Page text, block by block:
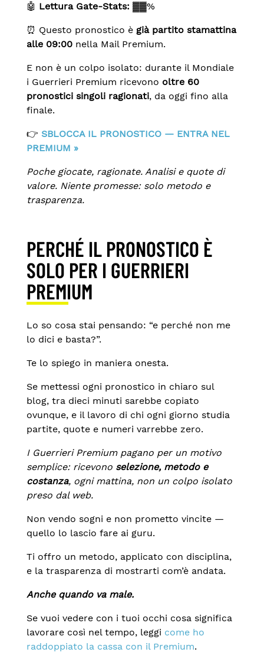
🤖 Lettura Gate-Stats: ▓▓%
⏰ Questo pronostico è già partito stamattina
alle 09:00nella Mail Premium.
E non è un colpo isolato: durante il Mondiale
i Guerrieri Premium ricevono oltre 60
pronostici singoli ragionati, da oggi fino alla
finale.
👉 SBLOCCA IL PRONOSTICO — ENTRA NEL
PREMIUM »
Poche giocate, ragionate. Analisi e quote di
valore. Niente promesse: solo metodo e
trasparenza.
PERCHÉ IL PRONOSTICO È
SOLO PER I GUERRIERI
PREMIUM
Lo so cosa stai pensando: “e perché non me
lo dici e basta?”.
Te lo spiego in maniera onesta.
Se mettessi ogni pronostico in chiaro sul
blog, tra dieci minuti sarebbe copiato
ovunque, e il lavoro di chi ogni giorno studia
partite, quote e numeri varrebbe zero.
I Guerrieri Premium pagano per un motivo
semplice: ricevono selezione, metodo e
costanza, ogni mattina, non un colpo isolato
preso dal web.
Non vendo sogni e non prometto vincite —
quello lo lascio fare ai guru.
Ti offro un metodo, applicato con disciplina,
e la trasparenza di mostrarti com’è andata.
Anche quando va male.
Se vuoi vedere con i tuoi occhi cosa significa
lavorare così nel tempo, leggi come ho
raddoppiato la cassa con il Premium.